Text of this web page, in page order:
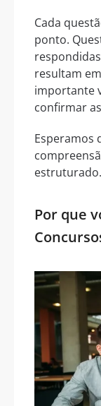
Cada
ponto.
resultam
importante
confirmar
Esperamos
Por que